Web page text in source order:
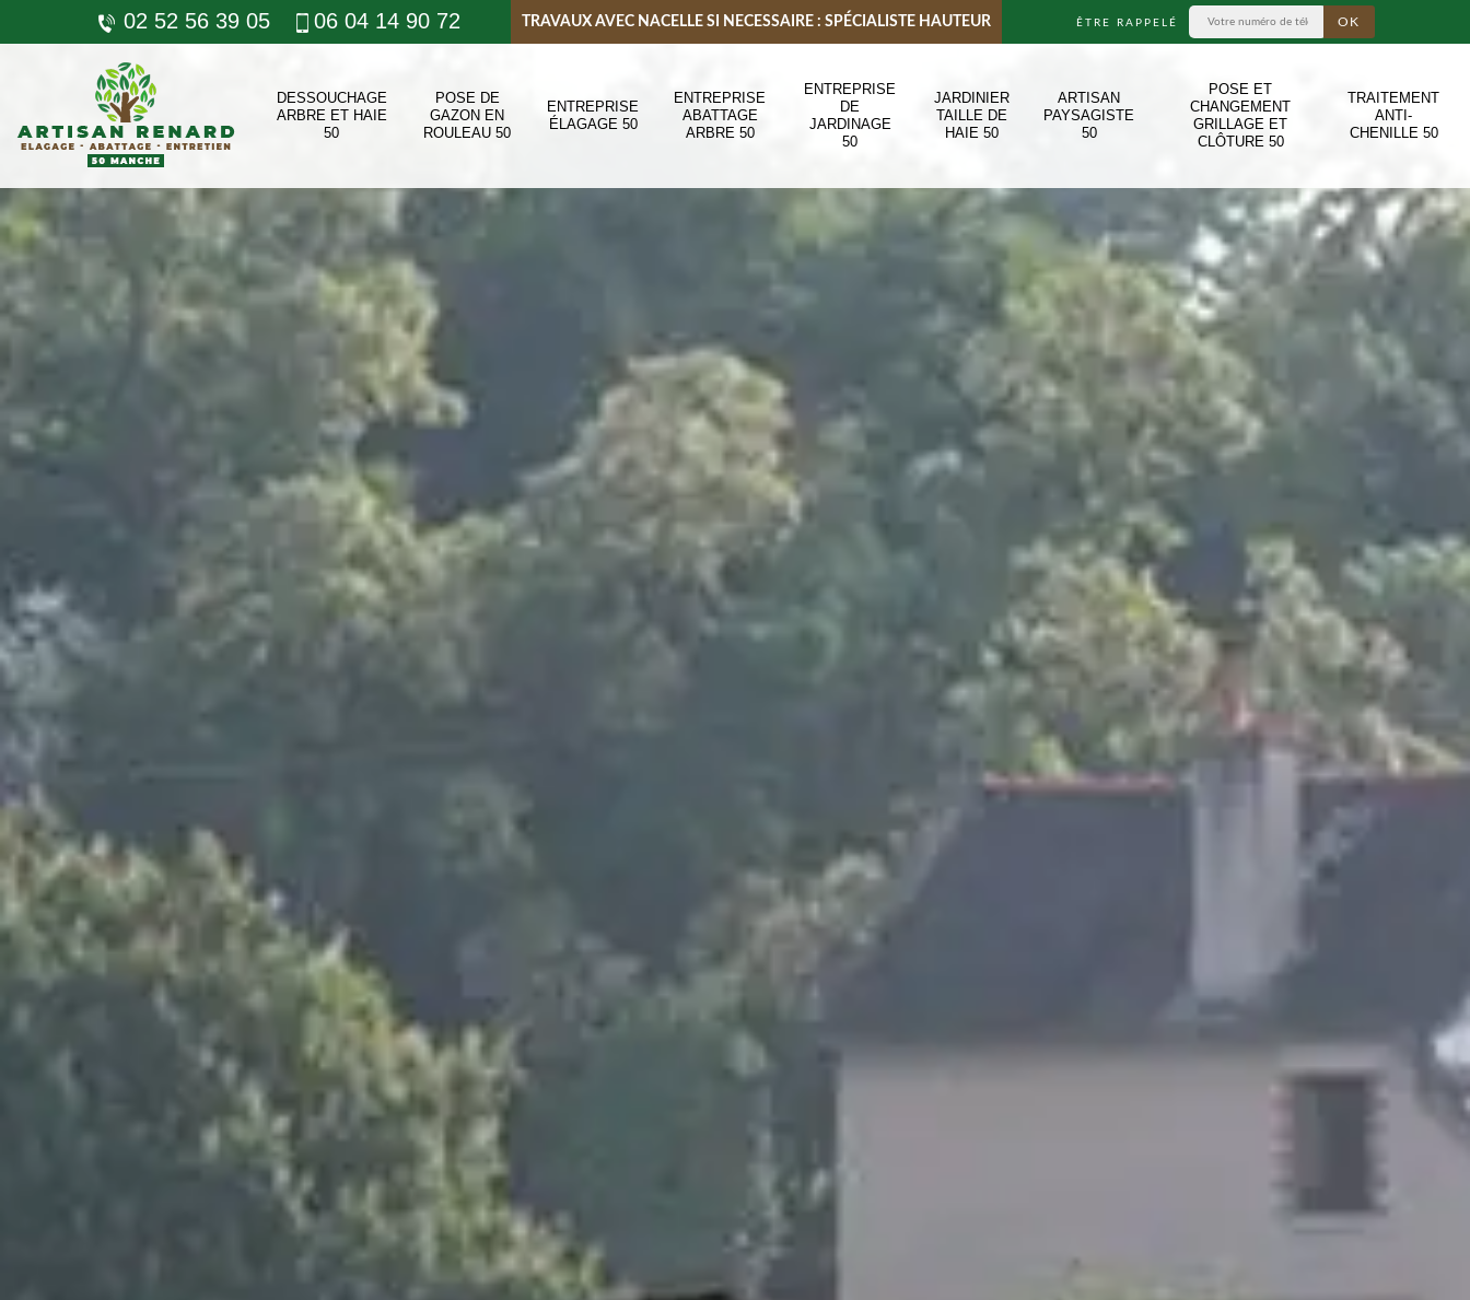
02 52 56 39 05 06 04 14 90 72 TRAVAUX AVEC NACELLE SI NECESSAIRE : SPÉCIALISTE HAUTEUR ÊTRE RAPPELÉ
DESSOUCHAGE
ARBRE ET HAIE
50
POSE DE
GAZON EN
ROULEAU 50
ENTREPRISE
ÉLAGAGE 50
ENTREPRISE
ABATTAGE
ARBRE 50
ENTREPRISE
DE
JARDINAGE
50
JARDINIER
TAILLE DE
HAIE 50
ARTISAN
PAYSAGISTE
50
POSE ET
CHANGEMENT
GRILLAGE ET
CLÔTURE 50
TRAITEMENT
ANTI-
CHENILLE 50